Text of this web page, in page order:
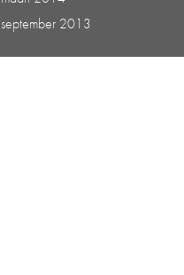
september 2013